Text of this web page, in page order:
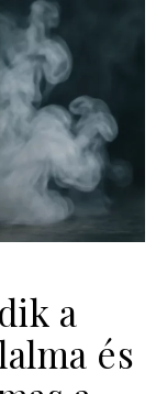
a
és